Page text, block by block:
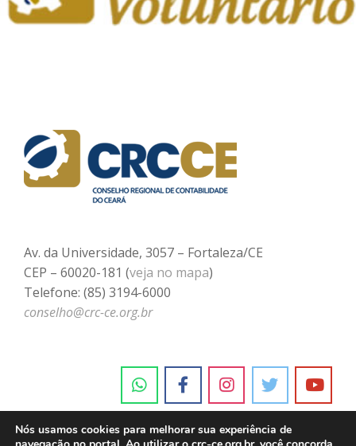
Av. da Universidade, 3057 – Fortaleza/CE
CEP – 60020-181 (veja no mapa)
Telefone: (85) 3194-6000
conselho@crc-ce.org.br
Nós usamos cookies para melhorar sua experiência de